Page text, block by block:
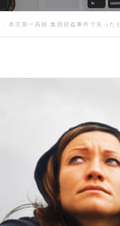
本庄第一高校 集団窃盗事件で失った